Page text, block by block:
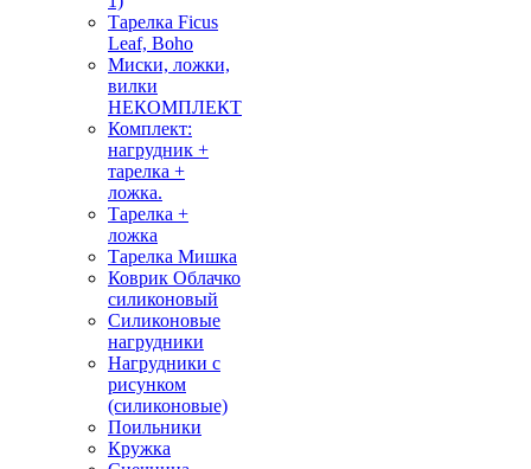
Тарелка Ficus
Leaf, Boho
Миски, ложки,
вилки
НЕКОМПЛЕКТ
Комплект:
нагрудник +
тарелка +
ложка.
Тарелка +
ложка
Тарелка Мишка
Коврик Облачко
силиконовый
Силиконовые
нагрудники
Нагрудники с
рисунком
(силиконовые)
Поильники
Кружка